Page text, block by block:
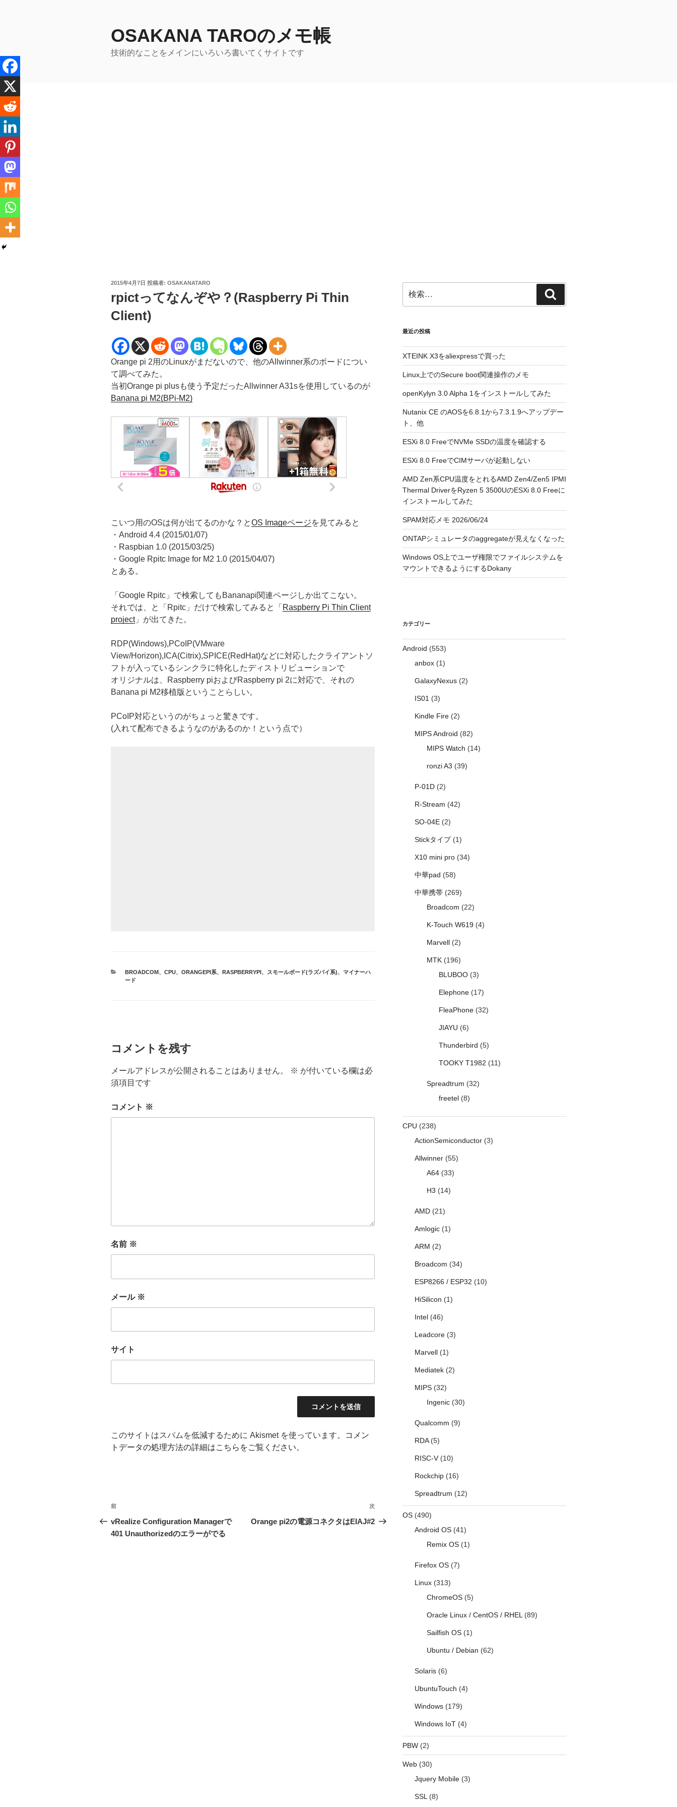
へ
ス
キ
プ
OSAKANA TAROのメモ帳
技術的なことをメインにいろいろ書いてくサイトです
投
日:
2015年4月7日 投稿者: OSAKANATARO
rpictってなんぞや？(Raspberry Pi Thin
Client)
Orange pi 2用のLinuxがまだないので、他のAllwinner系のボードについ
て調べてみた。
当初Orange pi plusも使う予定だったAllwinner A31sを使用しているのが
Banana pi M2(BPi-M2)
こいつ用のOSは何が出てるのかな？とOS Imageページを見てみると
・Android 4.4 (2015/01/07)
・Raspbian 1.0 (2015/03/25)
・Google Rpitc Image for M2 1.0 (2015/04/07)
とある。
「Google Rpitc」で検索してもBananapi関連ページしか出てこない。
それでは、と「Rpitc」だけで検索してみると「 Raspberry Pi Thin Client
project」が出てきた。
RDP(Windows),PCoIP(VMware
View/Horizon),ICA(Citrix),SPICE(RedHat)などに対応したクライアントソ
フトが入っているシンクラに特化したディストリビューションで
オリジナルは、Raspberry piおよびRaspberry pi 2に対応で、それの
Banana pi M2移植版ということらしい。
PCoIP対応というのがちょっと驚きです。
(入れて配布できるようなのがあるのか！という点で）
カ
テ
BROADCOM 、 CPU、 ORANGEPI系、 RASPBERRYPI 、 スモールボード(ラズパイ系)、 マイナーハ
ード
コメントを残す
メールアドレスが公開されることはありません。 ※ が付いている欄は必
須項目です
コメント ※
名前 ※
メール ※
サイト
このサイトはスパムを低減するために Akismet を使っています。
コメン
トデータの処理方法の詳細はこちらをご覧ください。
投
稿
ナ
前
の
投
前
vRealize Configuration Managerで
401 Unauthorizedのエラーがでる
次
の
次
Orange pi2の電源コネクタはEIAJ#2
索:
索
最近の投稿
XTEINK X3をaliexpressで買った
Linux上でのSecure boot関連操作のメモ
openKylyn 3.0 Alpha 1をインストールしてみた
Nutanix CE のAOSを6.8.1から7.3.1.9へアップデー
ト、他
ESXi 8.0 FreeでNVMe SSDの温度を確認する
ESXi 8.0 FreeでCIMサーバが起動しない
AMD Zen系CPU温度をとれるAMD Zen4/Zen5 IPMI
Thermal DriverをRyzen 5 3500UのESXi 8.0 Freeに
インストールしてみた
SPAM対応メモ 2026/06/24
ONTAPシミュレータのaggregateが見えなくなった
Windows OS上でユーザ権限でファイルシステムを
マウントできるようにするDokany
カテゴリー
Android (553)
anbox(1)
GalaxyNexus(2)
IS01(3)
Kindle Fire(2)
MIPS Android (82)
MIPS Watch (14)
ronzi A3 (39)
P-01D(2)
R-Stream (42)
SO-04E(2)
Stickタイプ(1)
X10 mini pro(34)
中華pad (58)
中華携帯(269)
Broadcom (22)
K-Touch W619(4)
Marvell(2)
MTK(196)
BLUBOO(3)
Elephone(17)
FleaPhone(32)
JIAYU (6)
Thunderbird (5)
TOOKY T1982 (11)
Spreadtrum (32)
freetel(8)
CPU (238)
ActionSemiconductor(3)
Allwinner(55)
A64(33)
H3 (14)
AMD(21)
Amlogic(1)
ARM (2)
Broadcom (34)
ESP8266 / ESP32 (10)
HiSilicon (1)
Intel(46)
Leadcore(3)
Marvell(1)
Mediatek(2)
MIPS(32)
Ingenic(30)
Qualcomm (9)
RDA(5)
RISC-V(10)
Rockchip(16)
Spreadtrum (12)
OS(490)
Android OS(41)
Remix OS(1)
Firefox OS(7)
Linux(313)
ChromeOS(5)
Oracle Linux / CentOS / RHEL(89)
Sailfish OS(1)
Ubuntu / Debian (62)
Solaris(6)
UbuntuTouch (4)
Windows(179)
Windows IoT(4)
PBW(2)
Web(30)
Jquery Mobile(3)
SSL(8)